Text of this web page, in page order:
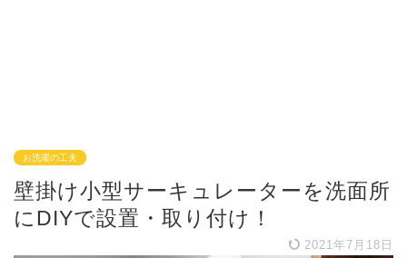
お洗濯の工夫
壁掛け小型サーキュレーターを洗面所
にDIYで設置・取り付け！
2021年7月18日